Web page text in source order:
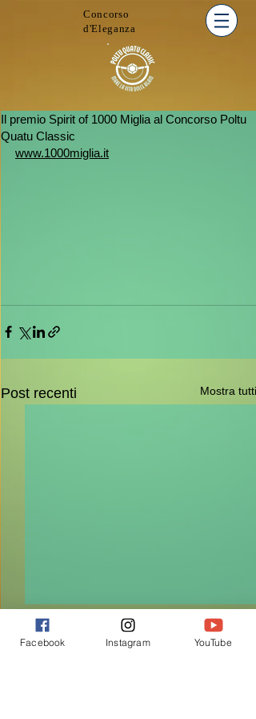
Concorso
d'Eleganza
Il premio Spirit of 1000 Miglia al Concorso Poltu
Quatu Classic
www.1000miglia.it
Post recenti Mostra tutti
Facebook Instagram YouTube